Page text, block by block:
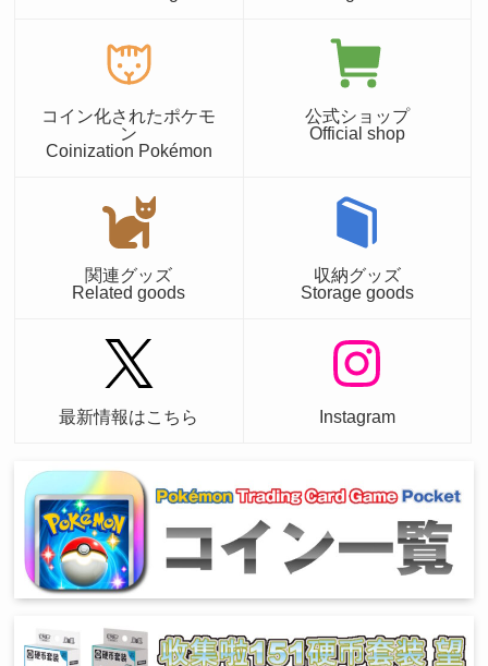
コイン化されたポケモ
ン
Coinization Pokémon
公式ショップ
Official shop
関連グッズ
Related goods
収納グッズ
Storage goods
最新情報はこちら Instagram